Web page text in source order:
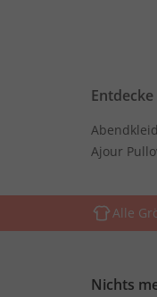
Ajour
Alle
Nichts